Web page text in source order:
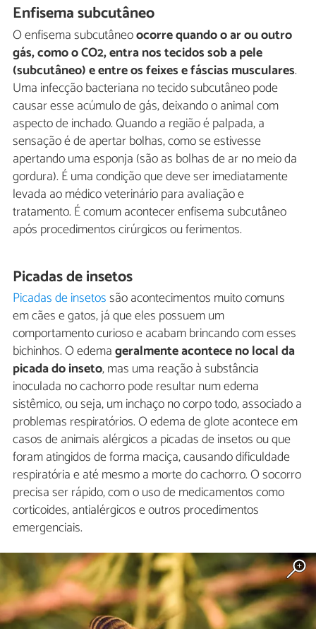
Enfisema subcutâneo
O enfisema subcutâneoocorre quando o ar ou outro
gás, como o CO2, entra nos tecidos sob a pele
(subcutâneo) e entre os feixes e fáscias musculares.
Uma infecção bacteriana no tecido subcutâneo pode
causar esse acúmulo de gás, deixando o animal com
aspecto de inchado. Quando a região é palpada, a
sensação é de apertar bolhas, como se estivesse
apertando uma esponja (são as bolhas de ar no meio da
gordura). É uma condição que deve ser imediatamente
levada ao médico veterinário para avaliação e
tratamento. É comum acontecer enfisema subcutâneo
após procedimentos cirúrgicos ou ferimentos.
Picadas de insetos
Picadas de insetossão acontecimentos muito comuns
em cães e gatos, já que eles possuem um
comportamento curioso e acabam brincando com esses
bichinhos. O edemageralmente acontece no local da
picada do inseto, mas uma reação à substância
inoculada no cachorro pode resultar num edema
sistêmico, ou seja, um inchaço no corpo todo, associado a
problemas respiratórios. O edema de glote acontece em
casos de animais alérgicos a picadas de insetos ou que
foram atingidos de forma maciça, causando dificuldade
respiratória e até mesmo a morte do cachorro. O socorro
precisa ser rápido, com o uso de medicamentos como
corticoides, antialérgicos e outros procedimentos
emergenciais.